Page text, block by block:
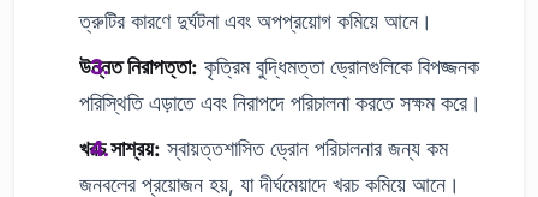
ত্রুটির কারণে দুর্ঘটনা এবং অপপ্রয়োগ কমিয়ে আনে।
উন্নত নিরাপত্তা: কৃত্রিম বুদ্ধিমত্তা ড্রোনগুলিকে বিপজ্জনক
পরিস্থিতি এড়াতে এবং নিরাপদে পরিচালনা করতে সক্ষম করে।
খরচ সাশ্রয়: স্বায়ত্তশাসিত ড্রোন পরিচালনার জন্য কম
জনবলের প্রয়োজন হয়, যা দীর্ঘমেয়াদে খরচ কমিয়ে আনে।